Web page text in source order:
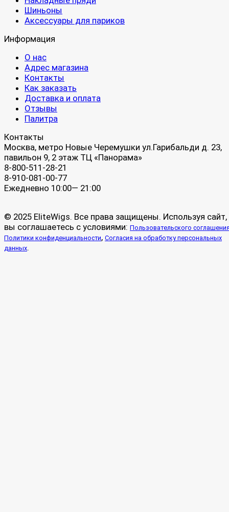
Шиньоны
Аксессуары для париков
Информация
О нас
Адрес магазина
Контакты
Как заказать
Доставка и оплата
Отзывы
Палитра
Контакты
Москва, метро Новые Черемушки ул.Гарибальди д. 23,
павильон 9, 2 этаж ТЦ «Панорама»
8-800-511-28-21
8-910-081-00-77
Ежедневно 10:00— 21:00
© 2025 EliteWigs. Все права защищены. Используя сайт,
вы соглашаетесь с условиями: Пользовательского
Политики конфиденциальности, Согласия на обработку персональных
данных.